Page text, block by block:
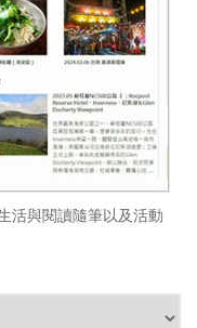
活與閱讀隨筆以及活動